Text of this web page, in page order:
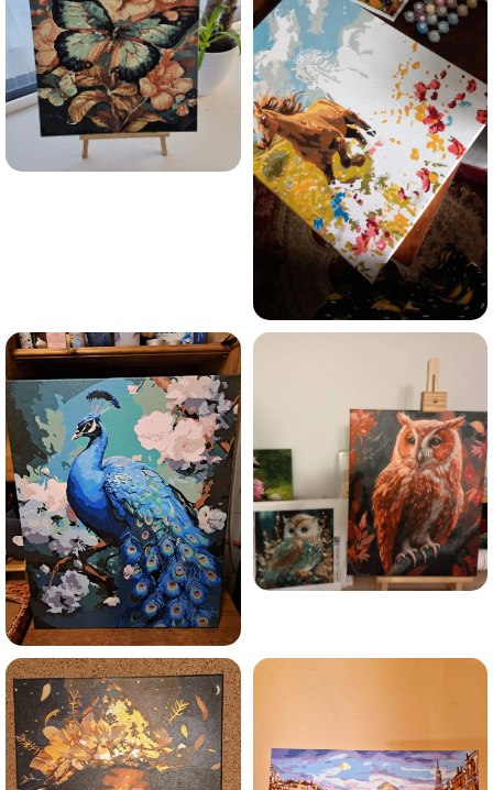
Olen tutvunud Maalihobi.ee privaatsuspoliitikaga ja
nõustun sellega
Maalihobi.eePrivaatsuspoliitika
TELLI